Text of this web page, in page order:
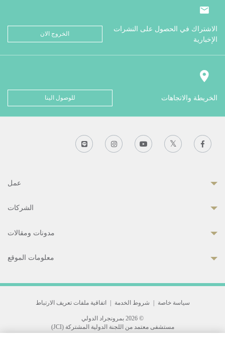
الاشتراك في الحصول على النشرات
الإخبارية
الخروج الان
الخريطة والاتجاهات للوصول الينا
عمل
الشركات
مدونات ومقالات
معلومات الموقع
سياسة خاصة شروط الخدمة اتفاقية ملفات تعريف الارتباط
© 2026 بمرونجراد الدولي
مستشفى معتمد من اللجنة الدولية المشتركة (JCI)